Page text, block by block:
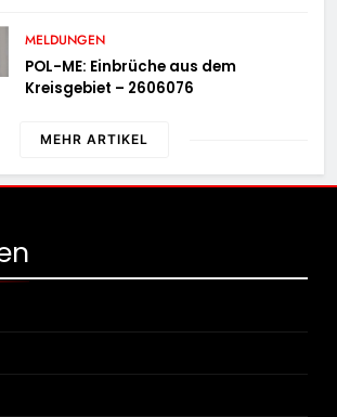
Fahrradcodierung möglich
MELDUNGEN
POL-ME: Einbrüche aus dem
Kreisgebiet – 2606076
MEHR ARTIKEL